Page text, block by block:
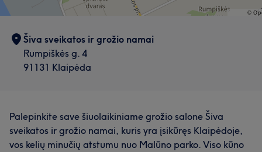
Šiva sveikatos ir grožio namai
Rumpiškės g. 4
91131 Klaipėda
Palepinkite save šiuolaikiniame grožio salone Šiva
sveikatos ir grožio namai, kuris yra įsikūręs Klaipėdoje,
vos kelių minučių atstumu nuo Malūno parko. Viso kūno